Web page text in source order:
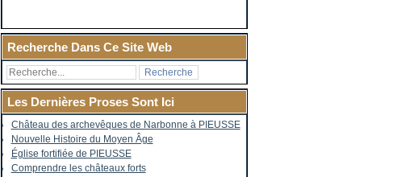
Recherche Dans Ce Site Web
Les Dernières Proses Sont Ici
Château des archevêques de Narbonne à PIEUSSE
Nouvelle Histoire du Moyen Âge
Église fortifiée de PIEUSSE
Comprendre les châteaux forts